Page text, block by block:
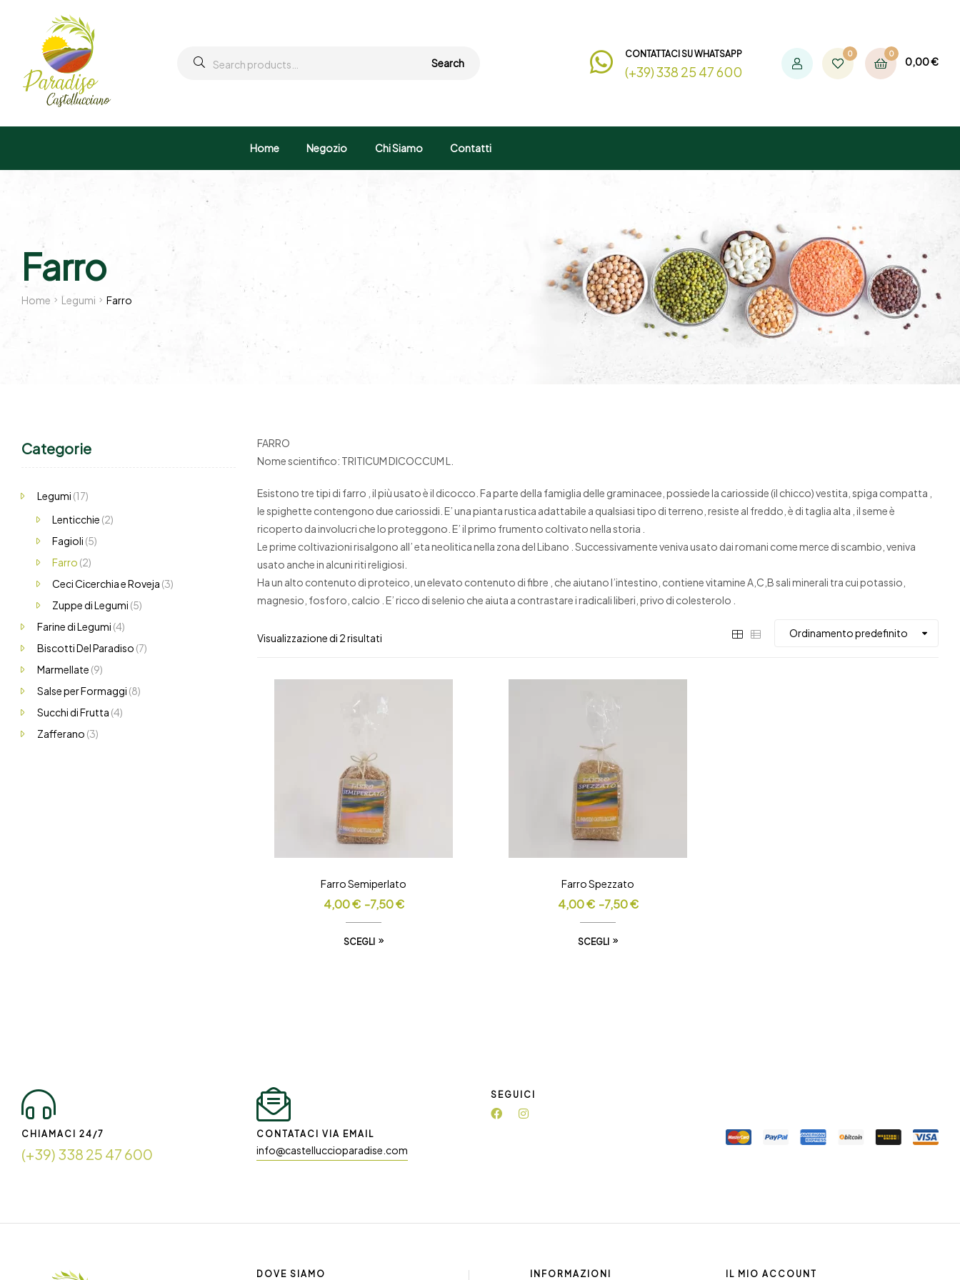
Search
CONTATTACI SU WHATSAPP
(+39) 338 25 47 600
0 0
0,00€
Home Negozio Chi Siamo Contatti
Farro
Home Legumi Farro
FARRO
Nome scientifico: TRITICUM DICOCCUM L.
Esistono tre tipi di farro , il più usato è il dicocco. Fa parte della famiglia delle graminacee, possiede la cariosside (il chicco) vestita, spiga compatta ,
le spighette contengono due cariossidi. E’ una pianta rustica adattabile a qualsiasi tipo di terreno, resiste al freddo, è di taglia alta , il seme è
ricoperto da involucri che lo proteggono. E’ il primo frumento coltivato nella storia .
Le prime coltivazioni risalgono all’ eta neolitica nella zona del Libano . Successivamente veniva usato dai romani come merce di scambio, veniva
usato anche in alcuni riti religiosi.
Ha un alto contenuto di proteico, un elevato contenuto di fibre , che aiutano l’intestino, contiene vitamine A,C,B sali minerali tra cui potassio,
magnesio, fosforo, calcio . E’ ricco di selenio che aiuta a contrastare i radicali liberi, privo di colesterolo .
Visualizzazione di 2 risultati
Farro Semiperlato
4,00€ -7,50€
SCEGLI
Farro Spezzato
4,00€ -7,50€
SCEGLI
Categorie
Legumi (17)
Lenticchie (2)
Fagioli (5)
Farro (2)
Ceci Cicerchia e Roveja (3)
Zuppe di Legumi (5)
Farine di Legumi (4)
Biscotti Del Paradiso (7)
Marmellate (9)
Salse per Formaggi (8)
Succhi di Frutta (4)
Zafferano (3)
CHIAMACI 24/7
(+39) 338 25 47 600
CONTATACI VIA EMAIL
info@castelluccioparadise.com
SEGUICI
DOVE SIAMO INFORMAZIONI IL MIO ACCOUNT